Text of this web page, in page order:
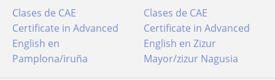
Clases de CAE
Certificate in Advanced
English en
Pamplona/iruña
Clases de CAE
Certificate in Advanced
English en Zizur
Mayor/zizur Nagusia